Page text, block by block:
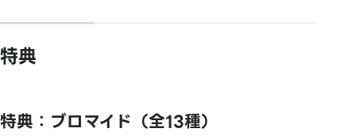
特典
特典：ブロマイド（全13種）